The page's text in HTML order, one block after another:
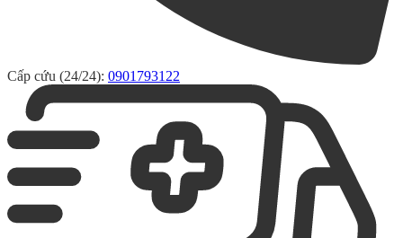
Cấp cứu (24/24): 0901793122